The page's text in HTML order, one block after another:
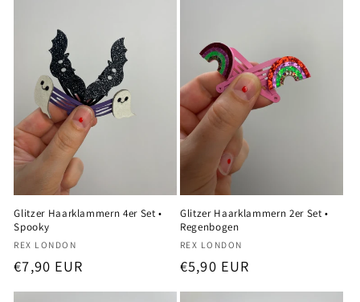
Glitzer Haarklammern 4er Set •
Spooky
Anbieter:
REX LONDON
Normaler
Preis
€7,90 EUR
Glitzer Haarklammern 2er Set •
Regenbogen
Anbieter:
REX LONDON
Normaler
Preis
€5,90 EUR